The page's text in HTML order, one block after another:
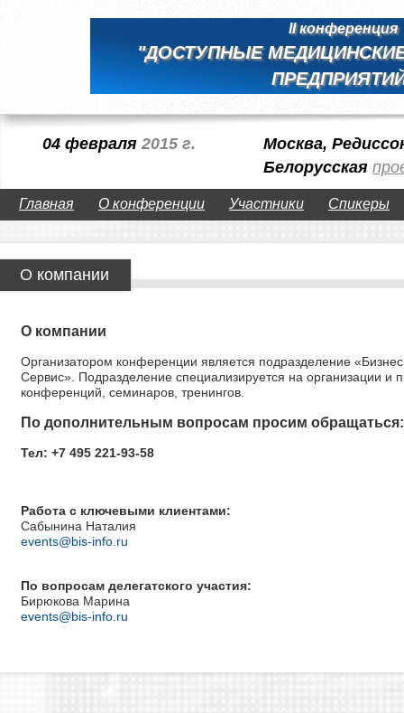
II конференция
"ДОСТУПНЫЕ
04 февраля 2015 г.
Москва,
Белорусская
Главная О конференции Участники Спикеры
О компании
О компании
Организатором конференции является подразделение
Сервис». Подразделение специализируется на организации и
конференций, семинаров, тренингов.
По дополнительным вопросам просим обращаться:
Тел: +7 495 221-93-58
Работа с ключевыми клиентами:
Сабынина Наталия
events@bis-info.ru
По вопросам делегатского участия:
Бирюкова Марина
events@bis-info.ru